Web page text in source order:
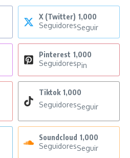
X (Twitter) 1,000
SeguidoresSeguir
Pinterest 1,000
SeguidoresPin
Tiktok 1,000
SeguidoresSeguir
Soundcloud 1,000
SeguidoresSeguir